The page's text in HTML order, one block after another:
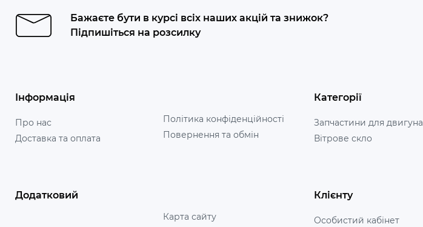
Бажаєте бути в курсі всіх наших акцій та знижок?
Підпишіться на розсилку
Інформація
Про нас
Доставка та оплата
Політика конфіденційності
Повернення та обмін
Категорії
Запчастини для двигуна
Вітрове скло
Додатковий
Карта сайту
Клієнту
Особистий кабінет